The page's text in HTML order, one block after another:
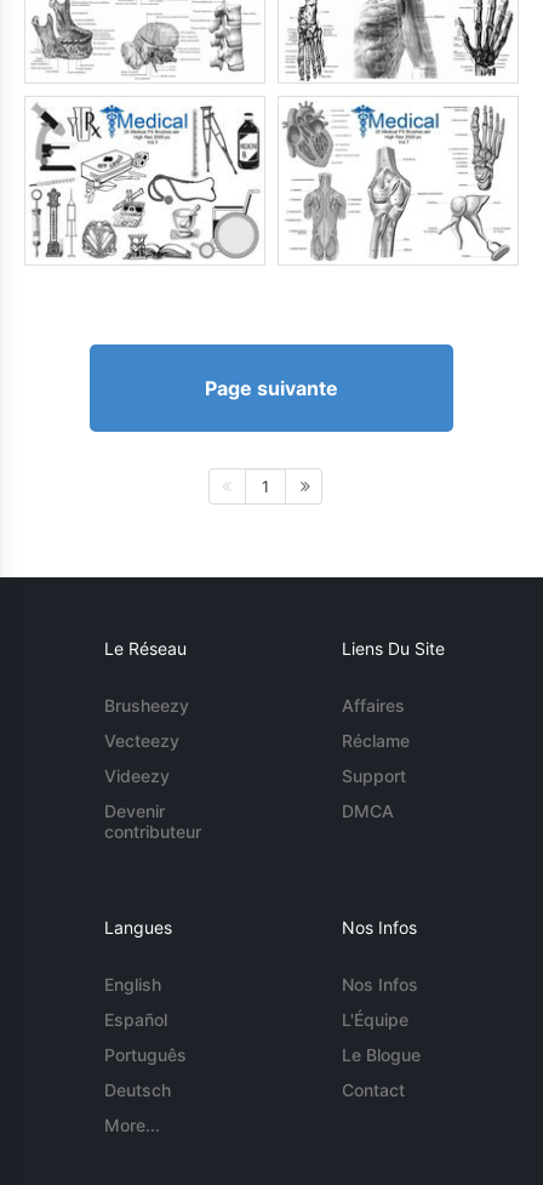
Page suivante
1
Le Réseau
Brusheezy
Vecteezy
Videezy
Devenir
contributeur
Liens Du Site
Affaires
Réclame
Support
DMCA
Langues
English
Español
Português
Deutsch
More...
Nos Infos
Nos Infos
L'Équipe
Le Blogue
Contact